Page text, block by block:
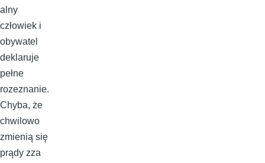
alny
człowiek i
obywatel
deklaruje
pełne
rozeznanie.
Chyba, że
chwilowo
zmienią się
prądy zza